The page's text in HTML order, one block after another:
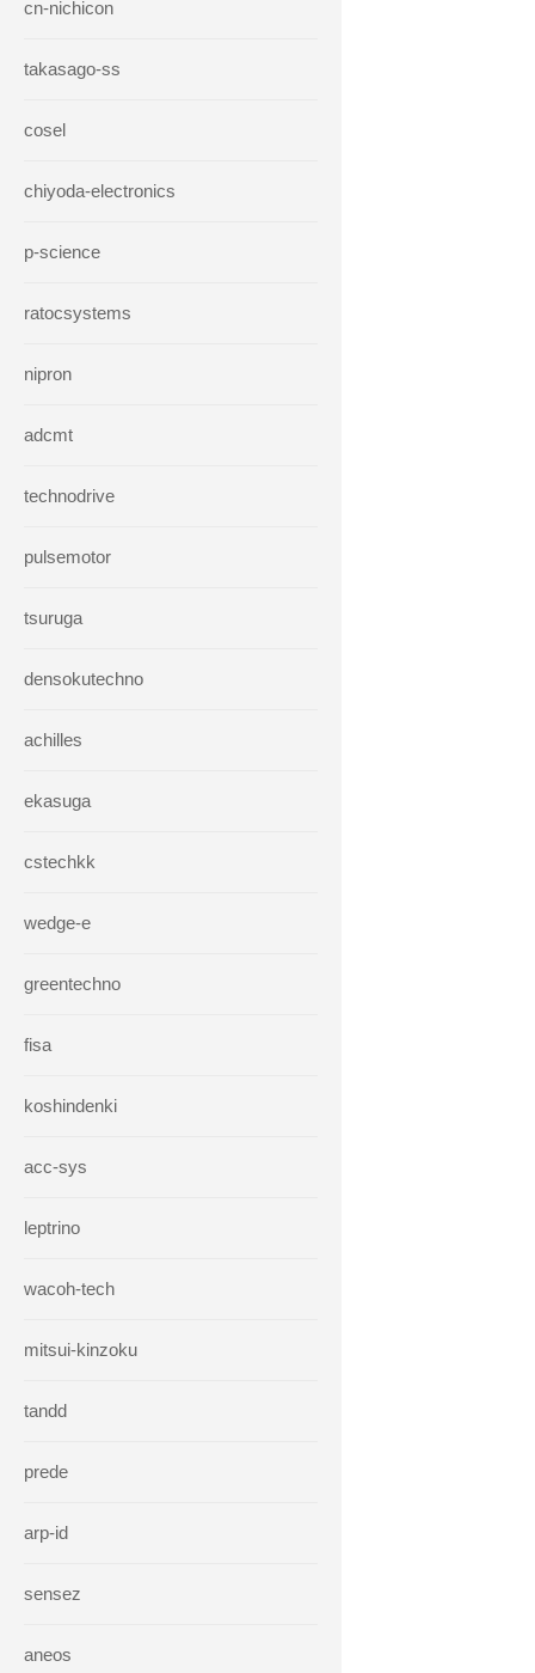
cn-nichicon
takasago-ss
cosel
chiyoda-electronics
p-science
ratocsystems
nipron
adcmt
technodrive
pulsemotor
tsuruga
densokutechno
achilles
ekasuga
cstechkk
wedge-e
greentechno
fisa
koshindenki
acc-sys
leptrino
wacoh-tech
mitsui-kinzoku
tandd
prede
arp-id
sensez
aneos